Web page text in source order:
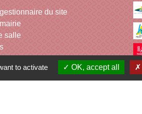
du site
salle
to activate OK, accept all